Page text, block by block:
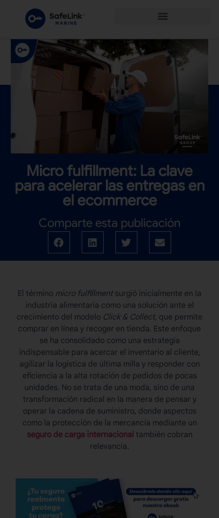
Micro fulfillment: La clave
para acelerar las entregas en
el ecommerce
Comparte esta publicación
El término micro fulfillmentsurgió inicialmente en la
industria alimentaria como una solución ante el
crecimiento del modelo Click & Collect, que permite
comprar en línea y recoger en tienda. Este enfoque
se ha consolidado como una estrategia
indispensable para acercar el inventario al cliente,
agilizar la logística de última milla y responder con
eficiencia a la alta rotación de pedidos de pocas
unidades. No se trata de una moda, sino de una
transformación radical en la manera de pensar y
operar la cadena de suministro, donde aspectos
como la protección de la mercancía mediante un
seguro de carga internacional también cobran
relevancia.